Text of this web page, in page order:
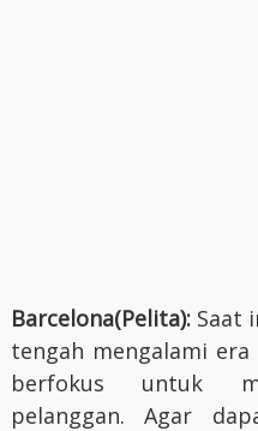
Barcelona(Pelita):Saat
tengah mengalami
berfokus untuk
pelanggan. Agar